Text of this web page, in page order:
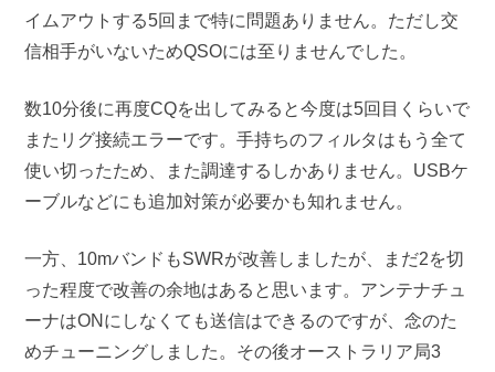
イムアウトする5回まで特に問題ありません。ただし交
信相手がいないためQSOには至りませんでした。
数10分後に再度CQを出してみると今度は5回目くらいで
またリグ接続エラーです。手持ちのフィルタはもう全て
使い切ったため、また調達するしかありません。USBケ
ーブルなどにも追加対策が必要かも知れません。
一方、10mバンドもSWRが改善しましたが、まだ2を切
った程度で改善の余地はあると思います。アンテナチュ
ーナはONにしなくても送信はできるのですが、念のた
めチューニングしました。その後オーストラリア局3